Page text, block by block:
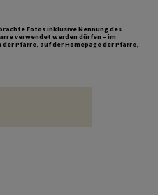
Fotos inklusive Nennung des
verwendet werden dürfen – im
Pfarre, auf der Homepage der Pfarre,